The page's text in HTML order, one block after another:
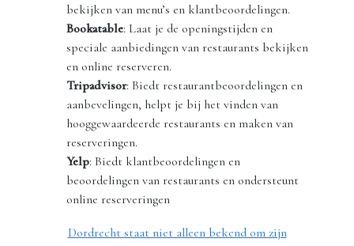
bekijken van menu’s en klantbeoordelingen.
Bookatable: Laat je de openingstijden en
speciale aanbiedingen van restaurants bekijken
en online reserveren.
Tripadvisor: Biedt restaurantbeoordelingen en
aanbevelingen, helpt je bij het vinden van
hooggewaardeerde restaurants en maken van
reserveringen.
Yelp: Biedt klantbeoordelingen en
beoordelingen van restaurants en ondersteunt
online reserveringen
Dordrecht staat niet alleen bekend om zijn